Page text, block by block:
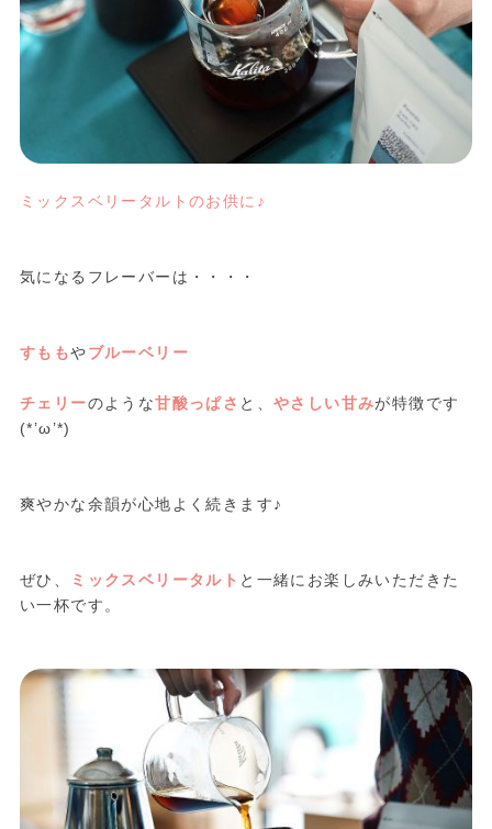
ミックスベリータルトのお供に♪
気になるフレーバーは・・・・
すももやブルーベリー
チェリーのような甘酸っぱさ と、 やさしい甘みが特徴です
(*’ω’*)
爽やかな余韻が心地よく続きます♪
ぜひ、 ミックスベリータルト と一緒にお楽しみいただきた
い一杯です。